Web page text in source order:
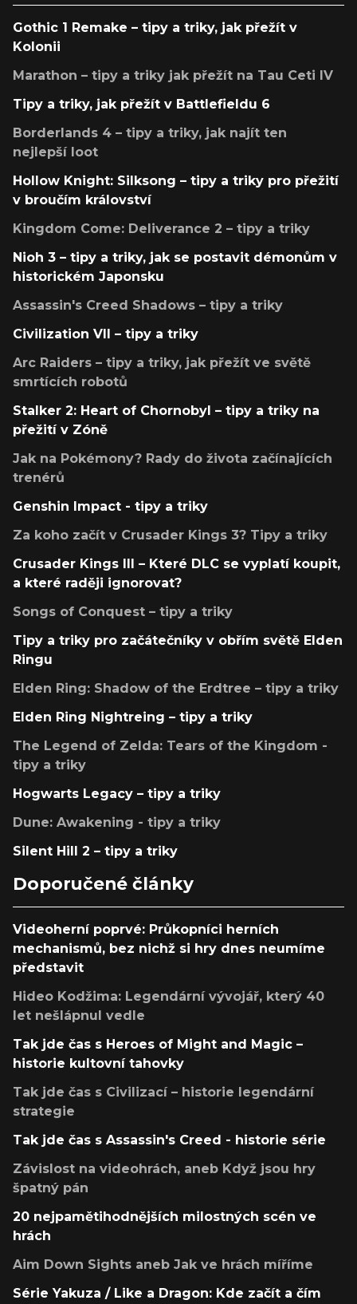
Gothic 1 Remake – tipy a triky, jak přežít v
Kolonii
Marathon – tipy a triky jak přežít na Tau Ceti IV
Tipy a triky, jak přežít v Battlefieldu 6
Borderlands 4 – tipy a triky, jak najít ten
nejlepší loot
Hollow Knight: Silksong – tipy a triky pro přežití
v broučím království
Kingdom Come: Deliverance 2 – tipy a triky
Nioh 3 – tipy a triky, jak se postavit démonům v
historickém Japonsku
Assassin's Creed Shadows – tipy a triky
Civilization VII – tipy a triky
Arc Raiders – tipy a triky, jak přežít ve světě
smrtících robotů
Stalker 2: Heart of Chornobyl – tipy a triky na
přežití v Zóně
Jak na Pokémony? Rady do života začínajících
trenérů
Genshin Impact - tipy a triky
Za koho začít v Crusader Kings 3? Tipy a triky
Crusader Kings III – Které DLC se vyplatí koupit,
a které raději ignorovat?
Songs of Conquest – tipy a triky
Tipy a triky pro začátečníky v obřím světě Elden
Ringu
Elden Ring: Shadow of the Erdtree – tipy a triky
Elden Ring Nightreing – tipy a triky
The Legend of Zelda: Tears of the Kingdom -
tipy a triky
Hogwarts Legacy – tipy a triky
Dune: Awakening - tipy a triky
Silent Hill 2 – tipy a triky
Doporučené články
Videoherní poprvé: Průkopníci herních
mechanismů, bez nichž si hry dnes neumíme
představit
Hideo Kodžima: Legendární vývojář, který 40
let nešlápnul vedle
Tak jde čas s Heroes of Might and Magic –
historie kultovní tahovky
Tak jde čas s Civilizací – historie legendární
strategie
Tak jde čas s Assassin's Creed - historie série
Závislost na videohrách, aneb Když jsou hry
špatný pán
20 nejpamětihodnějších milostných scén ve
hrách
Aim Down Sights aneb Jak ve hrách míříme
Série Yakuza / Like a Dragon: Kde začít a čím